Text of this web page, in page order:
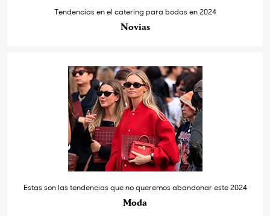
Tendencias en el catering para bodas en 2024
Novias
Estas son las tendencias que no queremos abandonar este 2024
Moda